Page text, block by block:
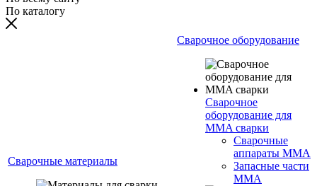
По каталогу
Сварочные материалы
Сварочное оборудование
Сварочное
оборудование для
MMA сварки
Сварочные
аппараты MMA
Запасные части
MMA